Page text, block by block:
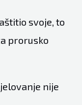
svoje, to
prorusko
nije